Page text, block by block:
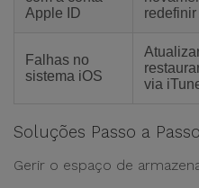
Apple ID
Falhas no
sistema iOS
via
Soluções Passo a Passo
Gerir o espaço de